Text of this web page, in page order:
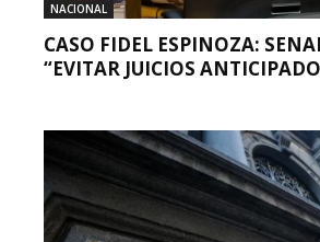
NACIONAL
CASO FIDEL ESPINOZA:
“EVITAR JUICIOS